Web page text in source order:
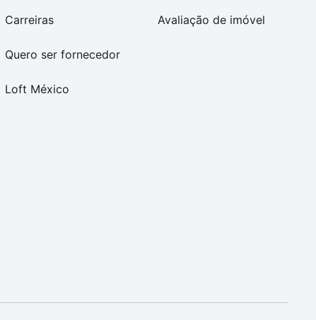
Carreiras
Quero ser fornecedor
Loft México
Avaliação de imóvel